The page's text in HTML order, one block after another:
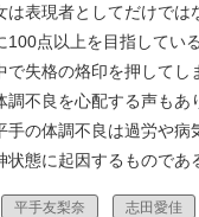
は表現者としてだけで
100点以上を目指してい
で失格の烙印を押して
不良を心配する声も
の体調不良は過労や
態に起因するものであ
平手友梨奈 志田愛佳